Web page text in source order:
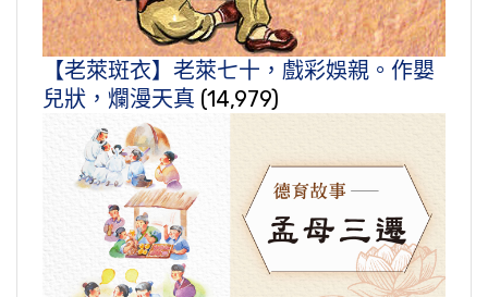
【老萊斑衣】老萊七十，戲彩娛親。作嬰
兒狀，爛漫天真 (14,979)